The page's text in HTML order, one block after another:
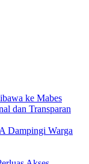
ke Mabes
dan Transparan
Dampingi Warga